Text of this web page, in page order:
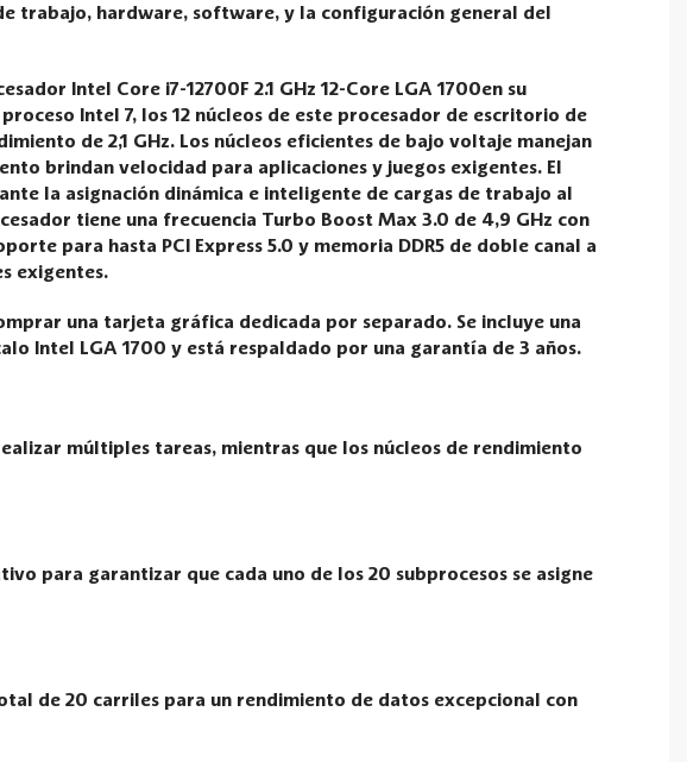
trabajo, hardware, software, y la configuración general del
Intel Core i7-12700F 2.1 GHz 12-Core LGA 1700en su
Intel 7, los 12 núcleos de este procesador de escritorio de
de 2,1 GHz. Los núcleos eficientes de bajo voltaje manejan
brindan velocidad para aplicaciones y juegos exigentes. El
la asignación dinámica e inteligente de cargas de trabajo al
tiene una frecuencia Turbo Boost Max 3.0 de 4,9 GHz con
para hasta PCI Express 5.0 y memoria DDR5 de doble canal a
exigentes.
una tarjeta gráfica dedicada por separado. Se incluye una
Intel LGA 1700 y está respaldado por una garantía de 3 años.
múltiples tareas, mientras que los núcleos de rendimiento
para garantizar que cada uno de los 20 subprocesos se asigne
de 20 carriles para un rendimiento de datos excepcional con